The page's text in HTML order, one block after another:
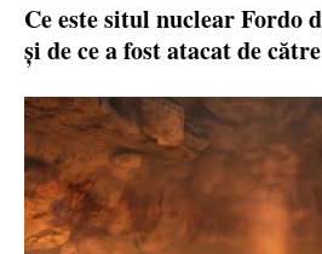
Ce este situl nuclear Fordo
și de ce a fost atacat de